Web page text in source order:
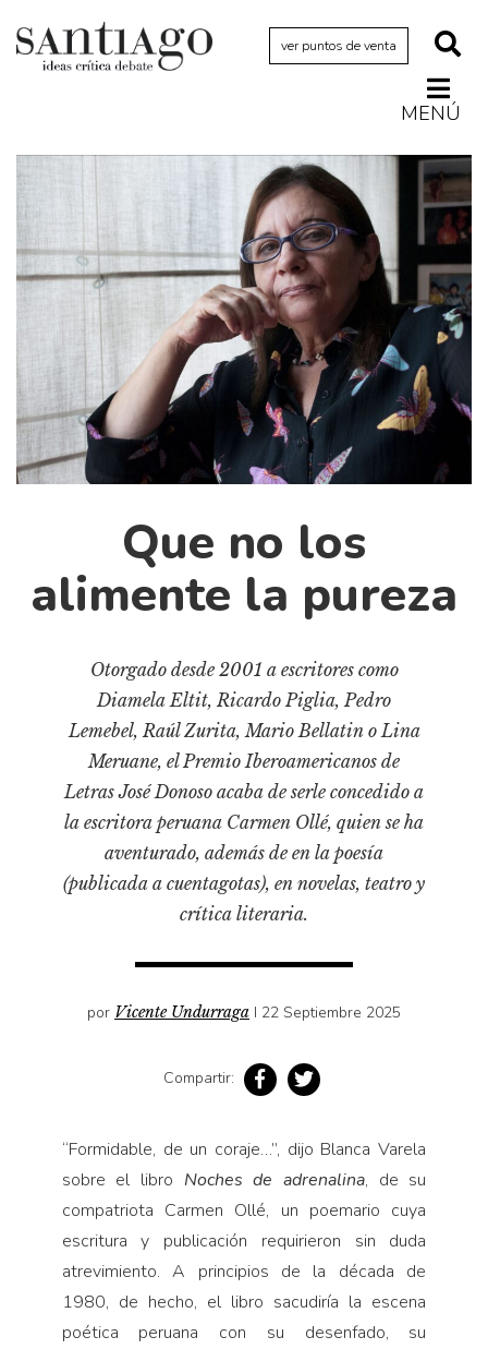
ver puntos de venta
MENÚ
Archivo Cenfoto-UDP
Arquetipos de situación
Artes visuales
Ciudad
Cómics
Críticas
Cultura
Diccionario portátil de la literatura chilena
Fragmentos
Historia material de los libros
Lagunas mentales
Libros usados
Medioambiente
Personaje
Relecturas
Sociedad
Turismo accidental
Vidas paralelas
Voces y lecturas
Que no los
alimente la pureza
Otorgado desde 2001 a escritores como
Diamela Eltit, Ricardo Piglia, Pedro
Lemebel, Raúl Zurita, Mario Bellatin o Lina
Meruane, el Premio Iberoamericanos de
Letras José Donoso acaba de serle concedido a
la escritora peruana Carmen Ollé, quien se ha
aventurado, además de en la poesía
(publicada a cuentagotas), en novelas, teatro y
crítica literaria.
por Vicente Undurraga I 22 Septiembre 2025
Compartir:
“Formidable, de un coraje…”, dijo Blanca Varela
sobre el libro Noches de adrenalina, de su
compatriota Carmen Ollé, un poemario cuya
escritura y publicación requirieron sin duda
atrevimiento. A principios de la década de
1980, de hecho, el libro sacudiría la escena
poética peruana con su desenfado, su